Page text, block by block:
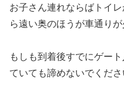
お子さん連れならばトイ
ら遠い奥のほうが車通りが
もしも到着後すでにゲー
ていても諦めないでくださ